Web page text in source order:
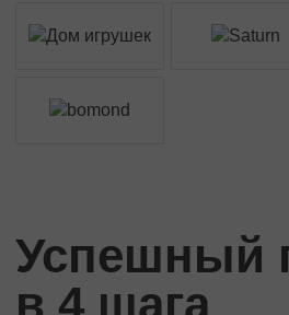
Успешный
в 4 шага